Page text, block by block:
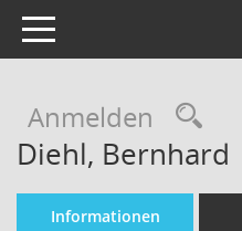
Toggle navigation
Anmelden
Diehl, Bernhard
Informationen